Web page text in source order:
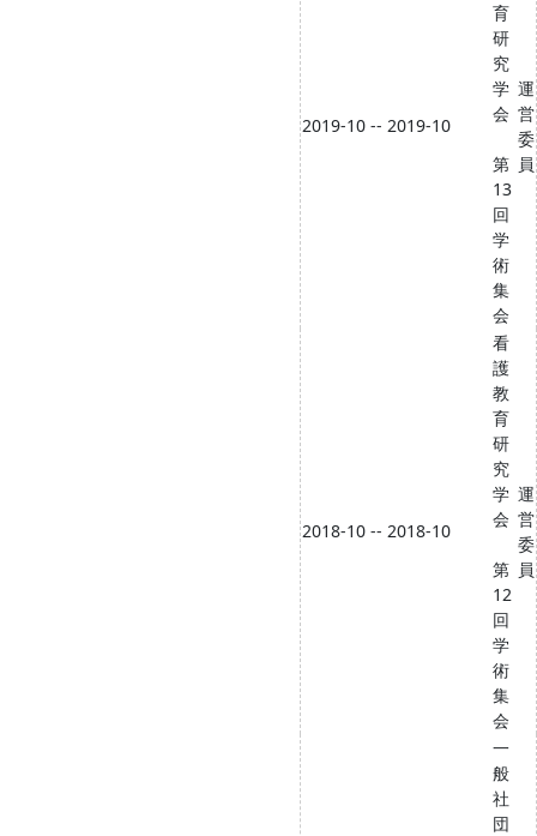
2019-10 -- 2019-10
育
研
究
学
会
第
13
回
学
術
集
会
運
営
委
員
2018-10 -- 2018-10
看
護
教
育
研
究
学
会
第
12
回
学
術
集
会
運
営
委
員
一
般
社
団